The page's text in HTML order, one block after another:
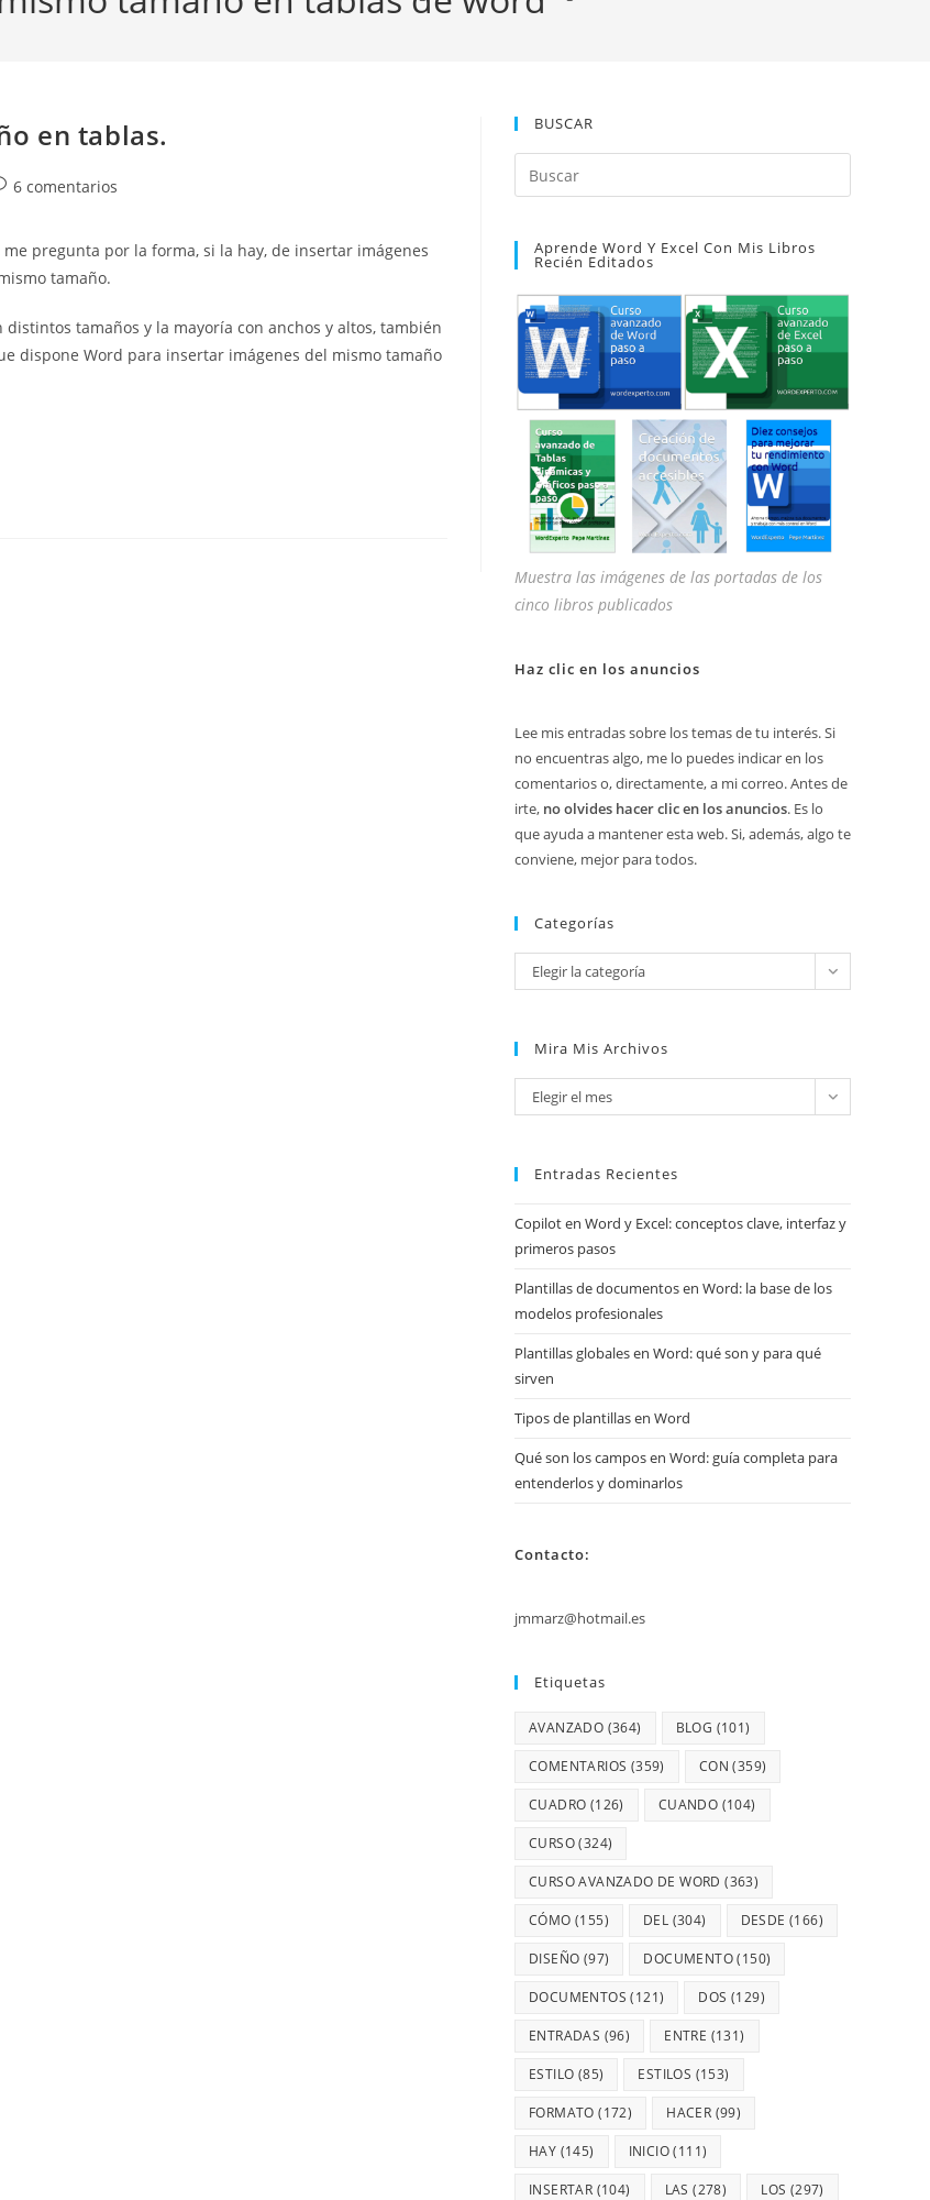
en tablas.
6 comentarios
pregunta por la forma, si la hay, de insertar imágenes
tamaño.
tamaños y la mayoría con anchos y altos, también
dispone Word para insertar imágenes del mismo tamaño
BUSCAR
Escape
Aprende Word Y Excel Con Mis Libros
Recién Editados
Muestra las imágenes de las portadas de los
cinco libros publicados
Haz clic en los anuncios
Lee mis entradas sobre los temas de tu interés. Si
no encuentras algo, me lo puedes indicar en los
comentarios o, directamente, a mi correo. Antes de
irte, no olvides hacer clic en los anuncios. Es lo
que ayuda a mantener esta web. Si, además, algo te
conviene, mejor para todos.
Categorías
Categorías
Elegir la categoría
Mira Mis Archivos
Mira
mis
Elegir el mes
Entradas Recientes
Copilot en Word y Excel: conceptos clave, interfaz y
primeros pasos
Plantillas de documentos en Word: la base de los
modelos profesionales
Plantillas globales en Word: qué son y para qué
sirven
Tipos de plantillas en Word
Qué son los campos en Word: guía completa para
entenderlos y dominarlos
Contacto:
jmmarz@hotmail.es
Etiquetas
AVANZADO (364) BLOG (101)
COMENTARIOS (359) CON (359)
CUADRO (126) CUANDO (104)
CURSO(324)
CURSO AVANZADO DE WORD (363)
CÓMO (155) DEL (304) DESDE (166)
DISEÑO (97) DOCUMENTO(150)
DOCUMENTOS (121) DOS (129)
ENTRADAS (96) ENTRE (131)
ESTILO (85) ESTILOS (153)
FORMATO (172) HACER (99)
HAY (145) INICIO(111)
INSERTAR (104) LAS (278) LOS (297)